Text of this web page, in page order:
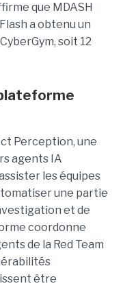
que MDASH
a obtenu un
soit 12
Perception, une
agents IA
les équipes
une partie
et de
coordonne
de la Red Team
être